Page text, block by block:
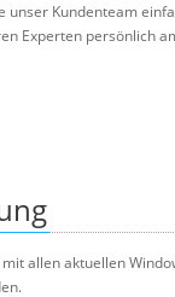
unser Kundenteam
Experten persönlich
allen aktuellen